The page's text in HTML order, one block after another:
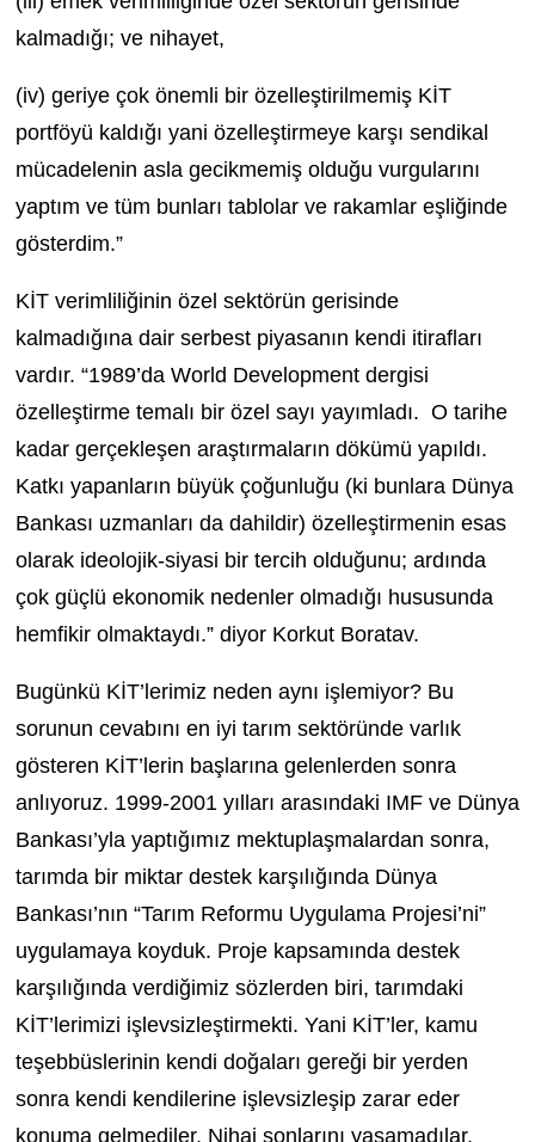
kalmadığı; ve nihayet,
(iv) geriye çok önemli bir özelleştirilmemiş KİT
portföyü kaldığı yani özelleştirmeye karşı sendikal
mücadelenin asla gecikmemiş olduğu vurgularını
yaptım ve tüm bunları tablolar ve rakamlar eşliğinde
gösterdim.”
KİT verimliliğinin özel sektörün gerisinde
kalmadığına dair serbest piyasanın kendi itirafları
vardır. “1989’da World Development dergisi
özelleştirme temalı bir özel sayı yayımladı. O tarihe
kadar gerçekleşen araştırmaların dökümü yapıldı.
Katkı yapanların büyük çoğunluğu (ki bunlara Dünya
Bankası uzmanları da dahildir) özelleştirmenin esas
olarak ideolojik-siyasi bir tercih olduğunu; ardında
çok güçlü ekonomik nedenler olmadığı hususunda
hemfikir olmaktaydı.” diyor Korkut Boratav.
Bugünkü KİT’lerimiz neden aynı işlemiyor? Bu
sorunun cevabını en iyi tarım sektöründe varlık
gösteren KİT’lerin başlarına gelenlerden sonra
anlıyoruz. 1999-2001 yılları arasındaki IMF ve Dünya
Bankası’yla yaptığımız mektuplaşmalardan sonra,
tarımda bir miktar destek karşılığında Dünya
Bankası’nın “Tarım Reformu Uygulama Projesi’ni”
uygulamaya koyduk. Proje kapsamında destek
karşılığında verdiğimiz sözlerden biri, tarımdaki
KİT’lerimizi işlevsizleştirmekti. Yani KİT’ler, kamu
teşebbüslerinin kendi doğaları gereği bir yerden
sonra kendi kendilerine işlevsizleşip zarar eder
konuma gelmediler. Nihai sonlarını yaşamadılar,